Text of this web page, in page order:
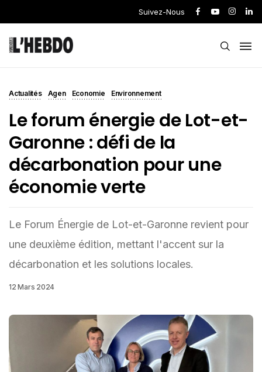
Suivez-Nous
Actualités Agen Economie Environnement
Le forum énergie de Lot-et-
Garonne : défi de la
décarbonation pour une
économie verte
Le Forum Énergie de Lot-et-Garonne revient pour
une deuxième édition, mettant l'accent sur la
décarbonation et les solutions locales.
12 Mars 2024